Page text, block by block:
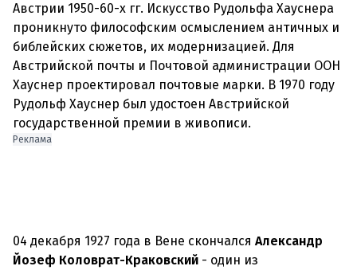
Австрии 1950-60-х гг. Искусство Рудольфа Хауснера
проникнуто философским осмыслением античных и
библейских сюжетов, их модернизацией. Для
Австрийской почты и Почтовой администрации ООН
Хауснер проектировал почтовые марки. В 1970 году
Рудольф Хауснер был удостоен Австрийской
государственной премии в живописи.
Реклама
04 декабря 1927 года в Вене скончался Александр
Йозеф Коловрат-Краковский - один из